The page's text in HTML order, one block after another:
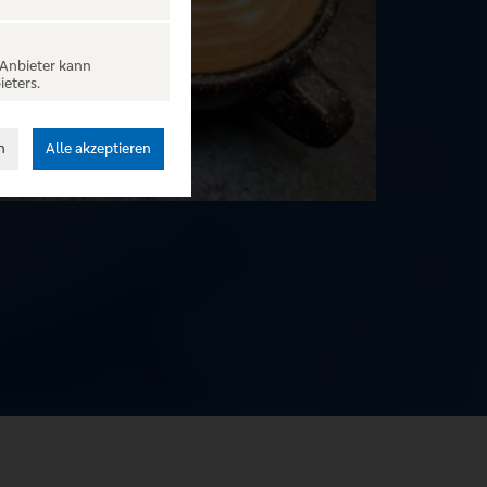
kann
Alle akzeptieren